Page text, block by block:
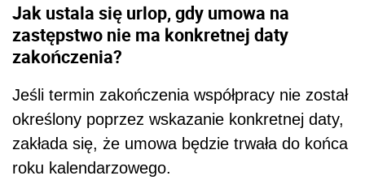
Jak ustala się urlop, gdy umowa na
zastępstwo nie ma konkretnej daty
zakończenia?
Jeśli termin zakończenia współpracy nie został
określony poprzez wskazanie konkretnej daty,
zakłada się, że umowa będzie trwała do końca
roku kalendarzowego.